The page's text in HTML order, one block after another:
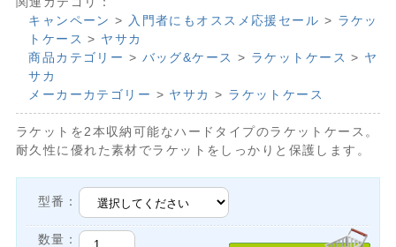
キャンペーン > 入門者にもオススメ応援セール > ラケッ
トケース > ヤサカ
商品カテゴリー > バッグ&ケース > ラケットケース > ヤ
サカ
メーカーカテゴリー > ヤサカ > ラケットケース
ラケットを2本収納可能なハードタイプのラケットケース。
耐久性に優れた素材でラケットをしっかりと保護します。
型番：
数量：